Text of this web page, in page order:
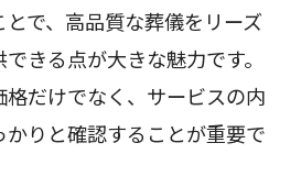
家族葬のための準備
て家族葬を行うための選択
儀社の選定基準
で、高品質な葬儀をリーズ
きる点が大きな魅力です。
だけでなく、サービスの内
りと確認することが重要で